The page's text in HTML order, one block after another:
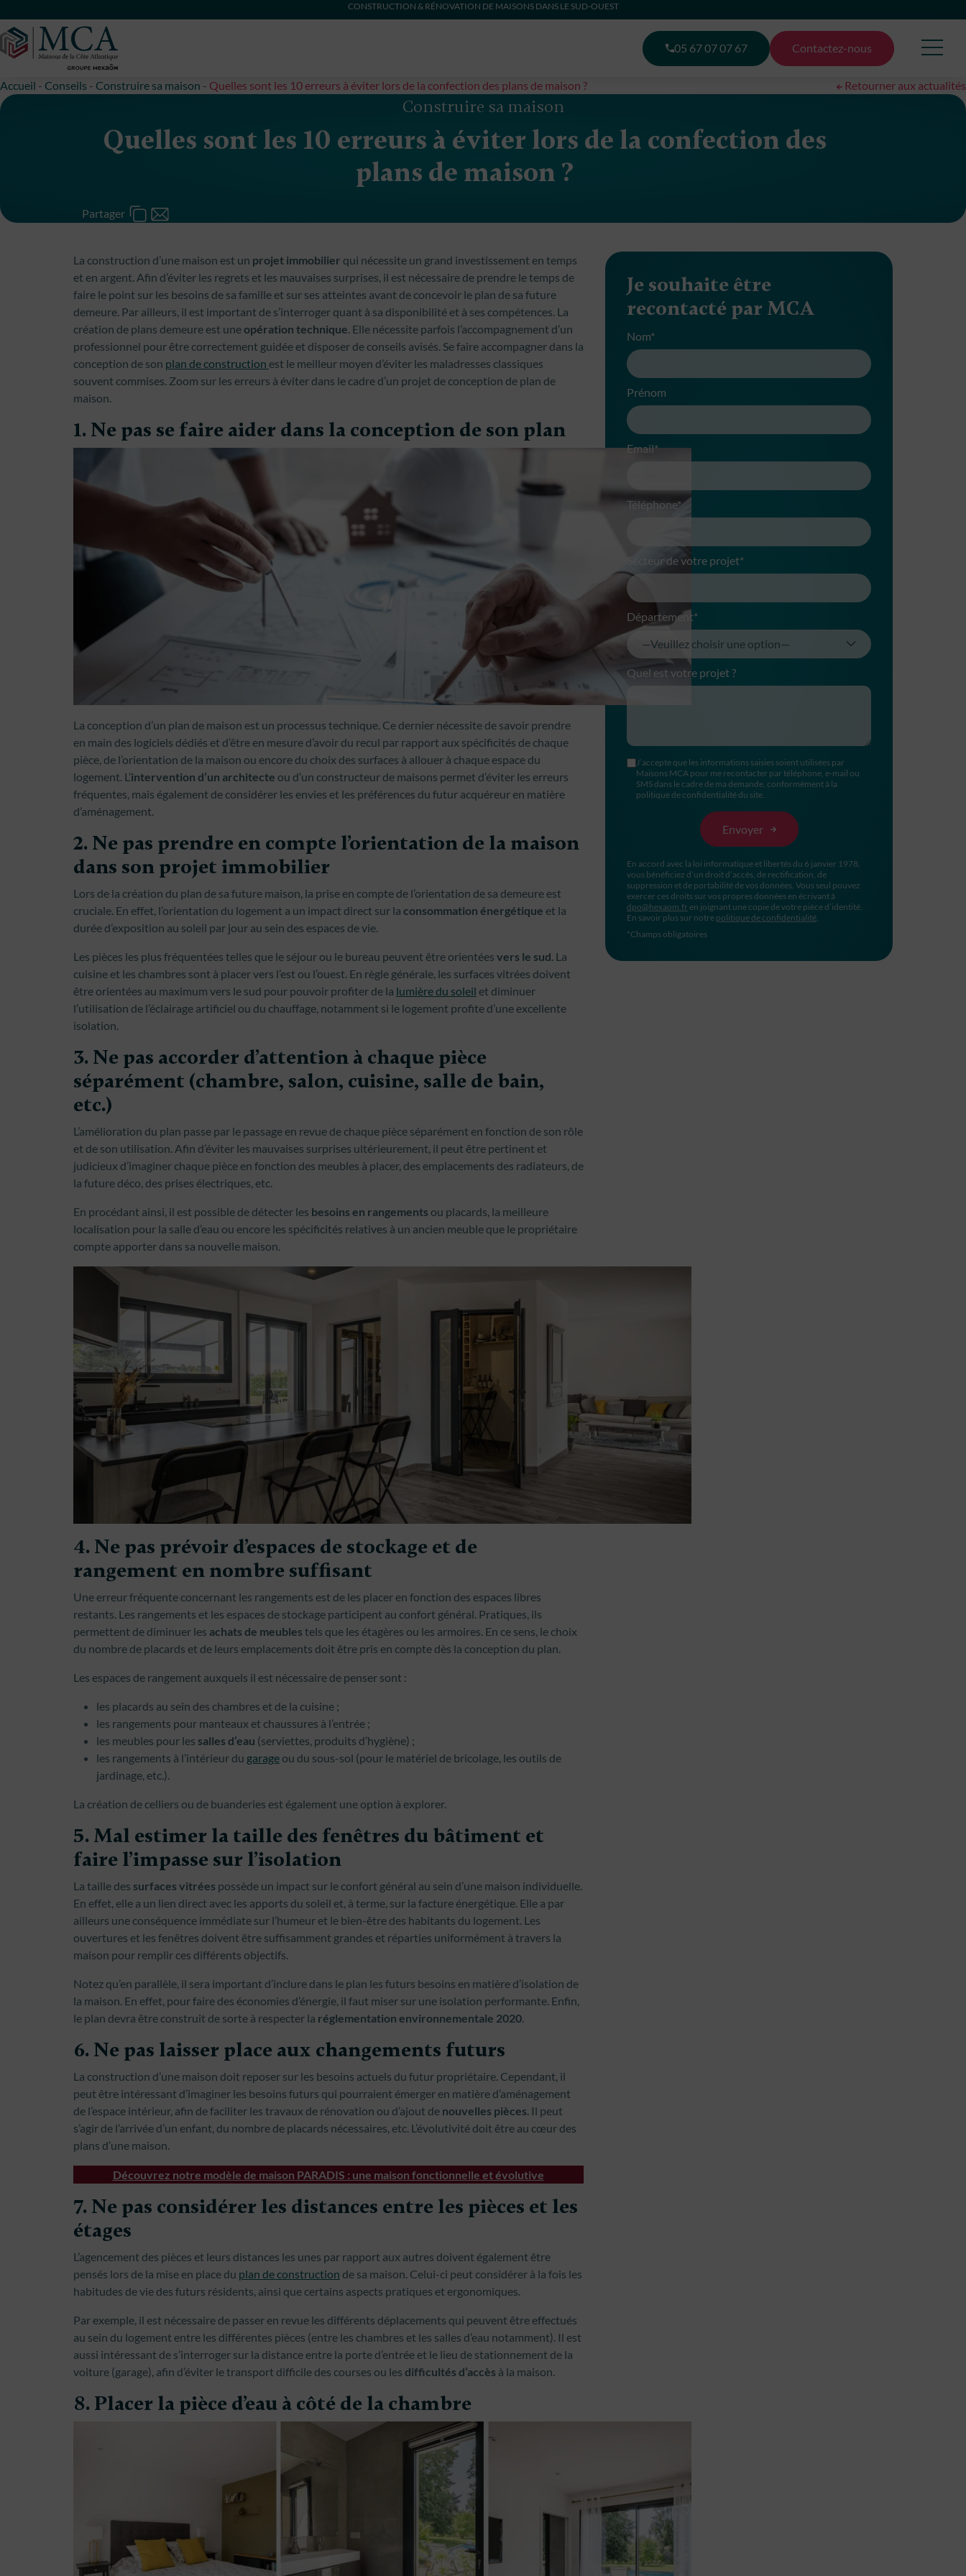
CONSTRUCTION & RÉNOVATION DE MAISONS DANS LE SUD-OUEST
05 67 07 07 67 Contactez-nous
Accueil - Conseils - Construire sa maison - Quelles sont les 10 erreurs à éviter lors de la confection des plans de maison ? Retourner aux actualités
Construire sa maison
Quelles sont les 10 erreurs à éviter lors de la confection des
plans de maison ?
Partager
La construction d’une maison est un projet immobilier qui nécessite un grand investissement en temps
et en argent. Afin d’éviter les regrets et les mauvaises surprises, il est nécessaire de prendre le temps de
faire le point sur les besoins de sa famille et sur ses atteintes avant de concevoir le plan de sa future
demeure. Par ailleurs, il est important de s’interroger quant à sa disponibilité et à ses compétences. La
création de plans demeure est uneopération technique. Elle nécessite parfois l’accompagnement d’un
professionnel pour être correctement guidée et disposer de conseils avisés. Se faire accompagner dans la
conception de son plan de construction est le meilleur moyen d’éviter les maladresses classiques
souvent commises. Zoom sur les erreurs à éviter dans le cadre d’un projet de conception de plan de
maison.
1. Ne pas se faire aider dans la conception de son plan
La conception d’un plan de maison est un processus technique. Ce dernier nécessite de savoir prendre
en main des logiciels dédiés et d’être en mesure d’avoir du recul par rapport aux spécificités de chaque
pièce, de l’orientation de la maison ou encore du choix des surfaces à allouer à chaque espace du
logement. L’intervention d’un architecte ou d’un constructeur de maisons permet d’éviter les erreurs
fréquentes, mais également de considérer les envies et les préférences du futur acquéreur en matière
d’aménagement.
2. Ne pas prendre en compte l’orientation de la maison
dans son projet immobilier
Lors de la création du plan de sa future maison, la prise en compte de l’orientation de sa demeure est
cruciale. En effet, l’orientation du logement a un impact direct sur la consommation énergétique et la
durée d’exposition au soleil par jour au sein des espaces de vie.
Les pièces les plus fréquentées telles que le séjour ou le bureau peuvent être orientées vers le sud. La
cuisine et les chambres sont à placer vers l’est ou l’ouest. En règle générale, les surfaces vitrées doivent
être orientées au maximum vers le sud pour pouvoir profiter de la lumière du soleil et diminuer
l’utilisation de l’éclairage artificiel ou du chauffage, notamment si le logement profite d’une excellente
isolation.
3. Ne pas accorder d’attention à chaque pièce
séparément (chambre, salon, cuisine, salle de bain,
etc.)
L’amélioration du plan passe par le passage en revue de chaque pièce séparément en fonction de son rôle
et de son utilisation. Afin d’éviter les mauvaises surprises ultérieurement, il peut être pertinent et
judicieux d’imaginer chaque pièce en fonction des meubles à placer, des emplacements des radiateurs, de
la future déco, des prises électriques, etc.
En procédant ainsi, il est possible de détecter les besoins en rangements ou placards, la meilleure
localisation pour la salle d’eau ou encore les spécificités relatives à un ancien meuble que le propriétaire
compte apporter dans sa nouvelle maison.
4. Ne pas prévoir d’espaces de stockage et de
rangement en nombre suffisant
Une erreur fréquente concernant les rangements est de les placer en fonction des espaces libres
restants. Les rangements et les espaces de stockage participent au confort général. Pratiques, ils
permettent de diminuer les achats de meubles tels que les étagères ou les armoires. En ce sens, le choix
du nombre de placards et de leurs emplacements doit être pris en compte dès la conception du plan.
Les espaces de rangement auxquels il est nécessaire de penser sont :
les placards au sein des chambres et de la cuisine ;
les rangements pour manteaux et chaussures à l’entrée ;
les meubles pour les salles d’eau (serviettes, produits d’hygiène) ;
les rangements à l’intérieur du garage ou du sous-sol (pour le matériel de bricolage, les outils de
jardinage, etc.).
La création de celliers ou de buanderies est également une option à explorer.
5. Mal estimer la taille des fenêtres du bâtiment et
faire l’impasse sur l’isolation
La taille des surfaces vitrées possède un impact sur le confort général au sein d’une maison individuelle.
En effet, elle a un lien direct avec les apports du soleil et, à terme, sur la facture énergétique. Elle a par
ailleurs une conséquence immédiate sur l’humeur et le bien-être des habitants du logement. Les
ouvertures et les fenêtres doivent être suffisamment grandes et réparties uniformément à travers la
maison pour remplir ces différents objectifs.
Notez qu’en parallèle, il sera important d’inclure dans le plan les futurs besoins en matière d’isolation de
la maison. En effet, pour faire des économies d’énergie, il faut miser sur une isolation performante. Enfin,
le plan devra être construit de sorte à respecter la réglementation environnementale 2020.
6. Ne pas laisser place aux changements futurs
La construction d’une maison doit reposer sur les besoins actuels du futur propriétaire. Cependant, il
peut être intéressant d’imaginer les besoins futurs qui pourraient émerger en matière d’aménagement
de l’espace intérieur, afin de faciliter les travaux de rénovation ou d’ajout de nouvelles pièces. Il peut
s’agir de l’arrivée d’un enfant, du nombre de placards nécessaires, etc. L’évolutivité doit être au cœur des
plans d’une maison.
Découvrez notre modèle de maison PARADIS : une maison fonctionnelle et évolutive
7. Ne pas considérer les distances entre les pièces et les
étages
L’agencement des pièces et leurs distances les unes par rapport aux autres doivent également être
pensés lors de la mise en place du plan de construction de sa maison. Celui-ci peut considérer à la fois les
habitudes de vie des futurs résidents, ainsi que certains aspects pratiques et ergonomiques.
Par exemple, il est nécessaire de passer en revue les différents déplacements qui peuvent être effectués
au sein du logement entre les différentes pièces (entre les chambres et les salles d’eau notamment). Il est
aussi intéressant de s’interroger sur la distance entre la porte d’entrée et le lieu de stationnement de la
voiture (garage), afin d’éviter le transport difficile des courses ou les difficultés d’accès à la maison.
8. Placer la pièce d’eau à côté de la chambre
Je souhaite être
recontacté par MCA
Nom*
Prénom
Email*
Téléphone*
Secteur de votre projet*
Département*
Quel est votre projet ?
J’accepte que les informations saisies soient utilisées par
Maisons MCA pour me recontacter par téléphone, e-mail ou
SMS dans le cadre de ma demande, conformément à la
politique de confidentialité du site.
En accord avec la loi informatique et libertés du 6 janvier 1978,
vous bénéficiez d’un droit d’accès, de rectification, de
suppression et de portabilité de vos données. Vous seul pouvez
exercer ces droits sur vos propres données en écrivant à
dpo@hexaom.fr en joignant une copie de votre pièce d’identité.
En savoir plus sur notre politique de confidentialité.
*Champs obligatoires